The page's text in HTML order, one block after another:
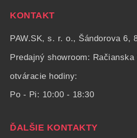
KONTAKT
PAW.SK, s. r. o., Šándorova 6,
Predajný showroom: Račianska
otváracie hodiny:
Po - Pi: 10:00 - 18:30
ĎALŠIE KONTAKTY